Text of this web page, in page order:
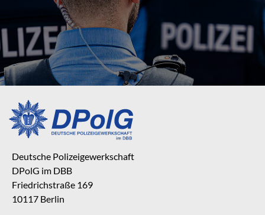
Deutsche Polizeigewerkschaft
DPolG im DBB
Friedrichstraße 169
10117 Berlin